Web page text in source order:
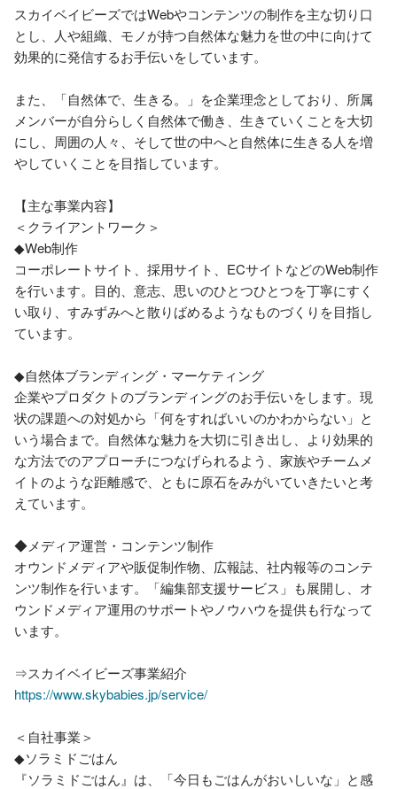
スカイベイビーズではWebやコンテンツの制作を主な切り口
とし、人や組織、モノが持つ自然体な魅力を世の中に向けて
効果的に発信するお手伝いをしています。
また、「自然体で、生きる。」を企業理念としており、所属
メンバーが自分らしく自然体で働き、生きていくことを大切
にし、周囲の人々、そして世の中へと自然体に生きる人を増
やしていくことを目指しています。
【主な事業内容】
＜クライアントワーク＞
◆Web制作
コーポレートサイト、採用サイト、ECサイトなどのWeb制作
を行います。目的、意志、思いのひとつひとつを丁寧にすく
い取り、すみずみへと散りばめるようなものづくりを目指し
ています。
◆自然体ブランディング・マーケティング
企業やプロダクトのブランディングのお手伝いをします。現
状の課題への対処から「何をすればいいのかわからない」と
いう場合まで。自然体な魅力を大切に引き出し、より効果的
な方法でのアプローチにつなげられるよう、家族やチームメ
イトのような距離感で、ともに原石をみがいていきたいと考
えています。
◆メディア運営・コンテンツ制作
オウンドメディアや販促制作物、広報誌、社内報等のコンテ
ンツ制作を行います。「編集部支援サービス」も展開し、オ
ウンドメディア運用のサポートやノウハウを提供も行なって
います。
https://www.skybabies.jp/service/
＜自社事業＞
◆ソラミドごはん
『ソラミドごはん』は、「今日もごはんがおいしいな」と感